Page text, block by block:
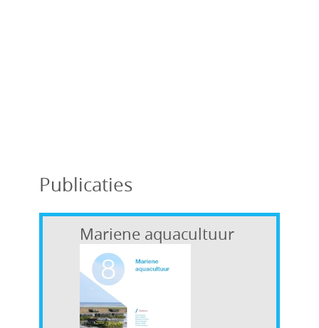
Publicaties
Mariene aquacultuur